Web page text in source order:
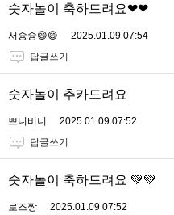
숫자놀이 축하드려요❤❤
서슝슝😄😄
2025.01.09 07:54
답글쓰기
숫자놀이 추카드려요
쁘니비니
2025.01.09 07:52
답글쓰기
숫자놀이 축하드려요 💚💚
로즈짱 2025.01.09 07:52